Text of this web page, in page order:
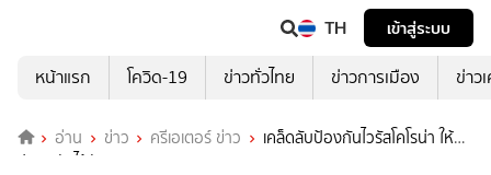
TH
เข้าสู่ระบบ
หน้าแรก
โควิด-19 ข่าวทั่วไทย ข่าวการเมือง ข่าว
อ่าน ข่าว ครีเอเตอร์ ข่าว
เคล็ดลับป้องกันไวรัสโคโรน่า ให้
ปลอดภัยไร้กังวล